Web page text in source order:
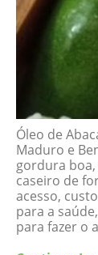
Óleo de
Maduro e
gordura
caseiro de
acesso,
para a
para fazer o